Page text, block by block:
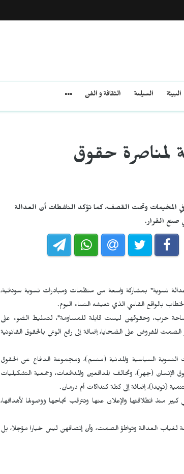
البيئة السياسة الثقافة و الفن
لمناصرة حقوق
المخيمات وتحت القصف، كما تؤكد الناشطات أن العدالة
صنع القرار.
نسوية" بمشاركة واسعة من منظمات ومبادرات نسوية سودانية،
بالواقع القاسي الذي تعيشه النساء اليوم.
حرب، وحقوقهن ليست قابلة للمساومة"، لتسليط الضوء على
المفروض على الضحايا، إضافة إلى رفع الوعي بالحقوق القانونية
السياسية والمدنية (منسم)، ومجموعة الدفاع عن الحقوق
الإنسان (جهر)، وتحالف المدافعين والمدافعات، وجمعية التشكيليات
(نويدا)، إضافة إلى كتلة كنداكات أم درمان.
منذ انطلاقتها والإعلان عنها وتترقب نجاحها ووصولها لأهدافها،
لغياب العدالة وتواطؤ الصمت، وأن إنصافهن ليس خيارا مؤجلا، بل